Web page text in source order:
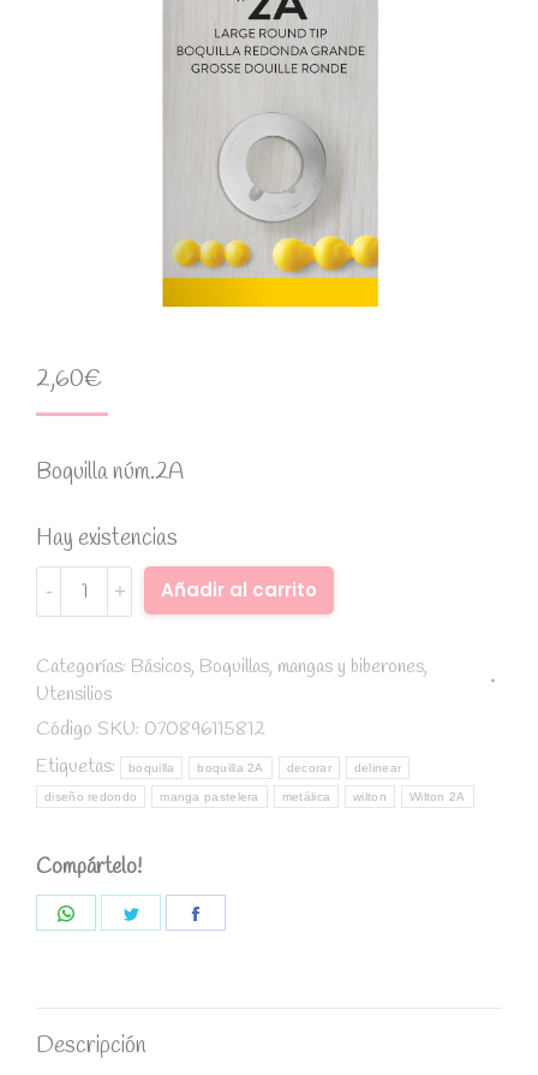
2,60€
Boquilla núm.2A
Hay existencias
Boquilla
#2A
Wilton
quantity
Añadir al carrito
Categorías: Básicos, Boquillas, mangas y biberones,
Utensilios
Código SKU: 070896115812
Etiquetas:
boquilla boquilla 2A decorar delinear
diseño redondo manga pastelera metálica wilton Wilton 2A
Compártelo!
Descripción